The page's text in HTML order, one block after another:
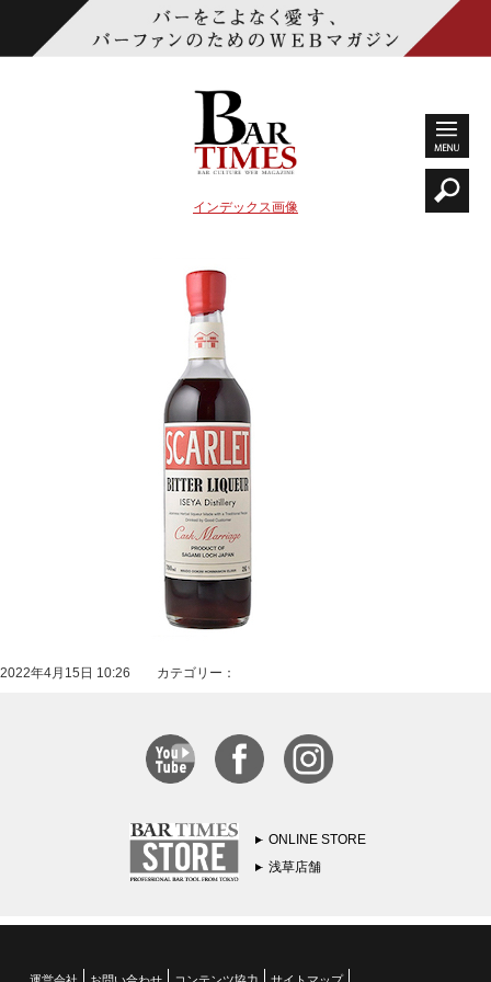
インデックス画像
2022年4月15日 10:26 カテゴリー：
ONLINE STORE
浅草店舗